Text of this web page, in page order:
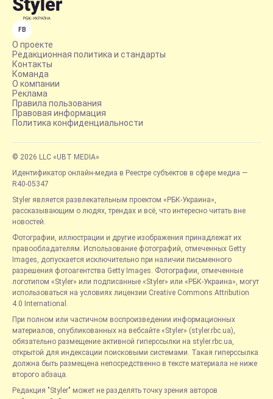
FB
О проекте
Редакционная политика и стандарты
Контакты
Команда
О компании
Реклама
Правила пользования
Правовая информация
Политика конфиденциальности
© 2026 LLC «UBT MEDIA»
Идентификатор онлайн-медиа в Реестре субъектов в сфере медиа —
R40-05347
Styler является развлекательным проектом «РБК-Украина»,
рассказывающим о людях, трендах и всё, что интересно читать вне
новостей.
Фотографии, иллюстрации и другие изображения принадлежат их
правообладателям. Использование фотографий, отмеченных Getty
Images, допускается исключительно при наличии письменного
разрешения фотоагентства Getty Images. Фотографии, отмеченные
логотипом «Styler» или подписанные «Styler» или «РБК-Украина», могут
использоваться на условиях лицензии Creative Commons Attribution
4.0 International.
При полном или частичном воспроизведении информационных
материалов, опубликованных на вебсайте «Styler» (styler.rbc.ua),
обязательно размещение активной гиперссылки на styler.rbc.ua,
открытой для индексации поисковыми системами. Такая гиперссылка
должна быть размещена непосредственно в тексте материала не ниже
второго абзаца.
Редакция "Styler" может не разделять точку зрения авторов